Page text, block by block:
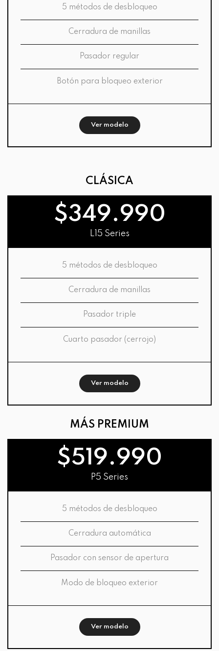
5 métodos de desbloqueo
Cerradura de manillas
Pasador regular
Botón para bloqueo exterior
Ver modelo
CLÁSICA
$349.990
L15 Series
5 métodos de desbloqueo
Cerradura de manillas
Pasador triple
Cuarto pasador (cerrojo)
Ver modelo
MÁS PREMIUM
$519.990
P5 Series
5 métodos de desbloqueo
Cerradura automática
Pasador con sensor de apertura
Modo de bloqueo exterior
Ver modelo